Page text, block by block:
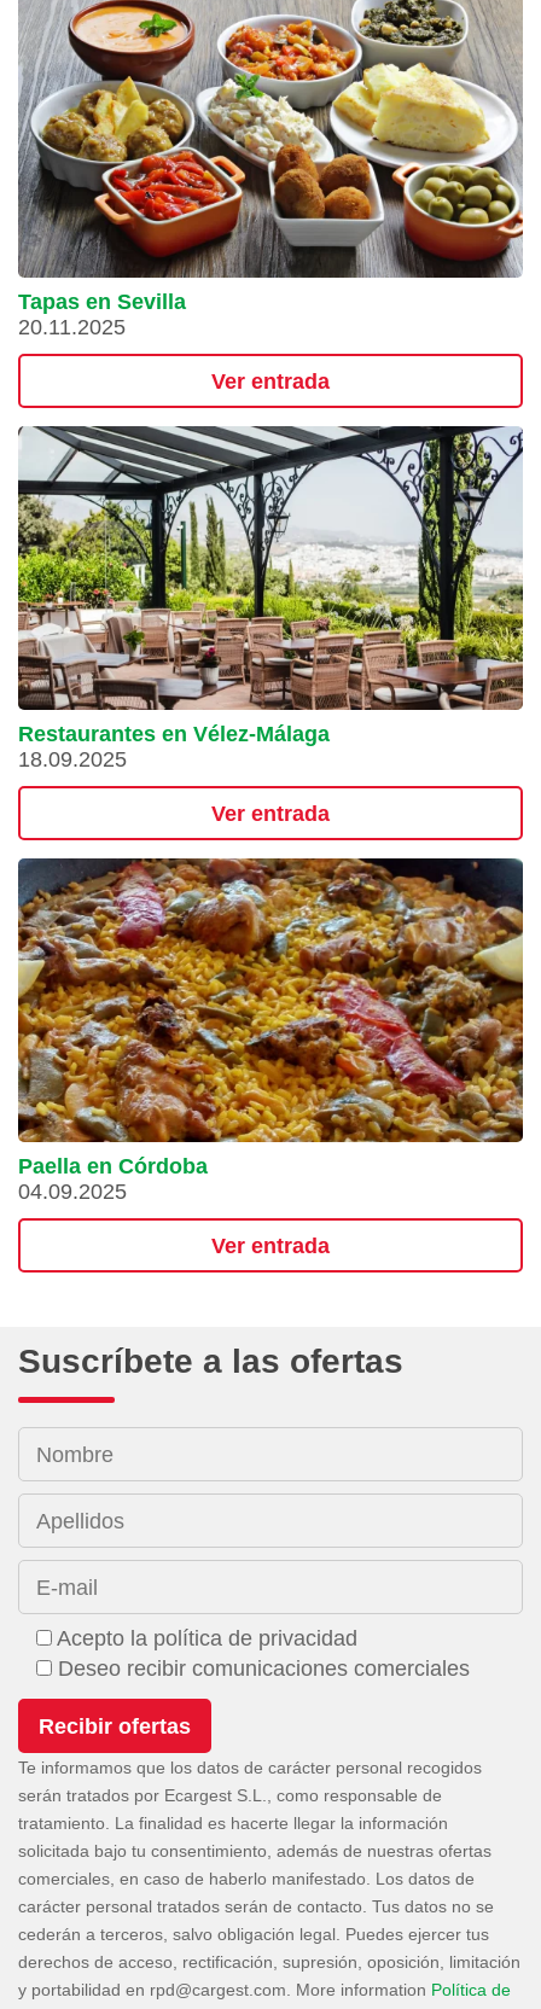
Tapas en Sevilla
20.11.2025
Ver entrada
Restaurantes en Vélez-Málaga
18.09.2025
Ver entrada
Paella en Córdoba
04.09.2025
Ver entrada
Suscríbete a las ofertas
Nombre
Apellidos
E-mail
Acepto la política de privacidad
Deseo recibir comunicaciones comerciales
Te informamos que los datos de carácter personal recogidos
serán tratados por Ecargest S.L., como responsable de
tratamiento. La finalidad es hacerte llegar la información
solicitada bajo tu consentimiento, además de nuestras ofertas
comerciales, en caso de haberlo manifestado. Los datos de
carácter personal tratados serán de contacto. Tus datos no se
cederán a terceros, salvo obligación legal. Puedes ejercer tus
derechos de acceso, rectificación, supresión, oposición, limitación
y portabilidad en
. More information Política de